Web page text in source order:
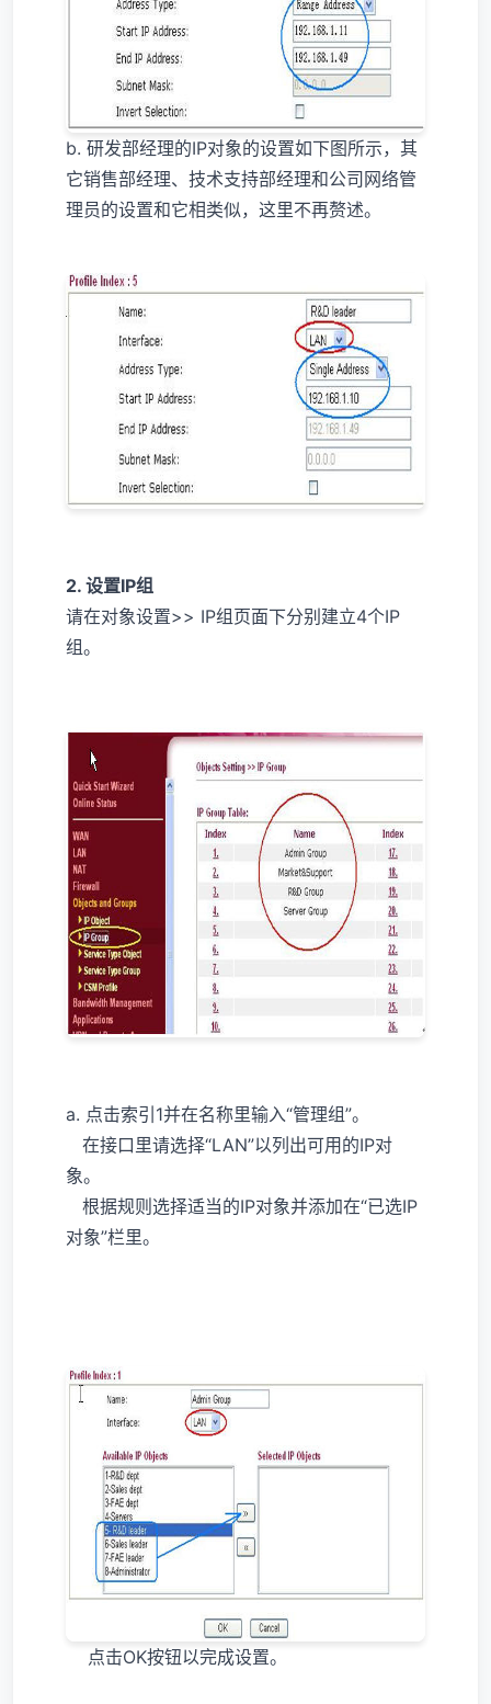
b. 研发部经理的IP对象的设置如下图所示，其
它销售部经理、技术支持部经理和公司网络管
理员的设置和它相类似，这里不再赘述。
2. 设置IP组
请在对象设置>> IP组页面下分别建立4个IP
组。
a. 点击索引1并在名称里输入“管理组”。
在接口里请选择“LAN”以列出可用的IP对
象。
根据规则选择适当的IP对象并添加在“已选IP
对象”栏里。
点击OK按钮以完成设置。